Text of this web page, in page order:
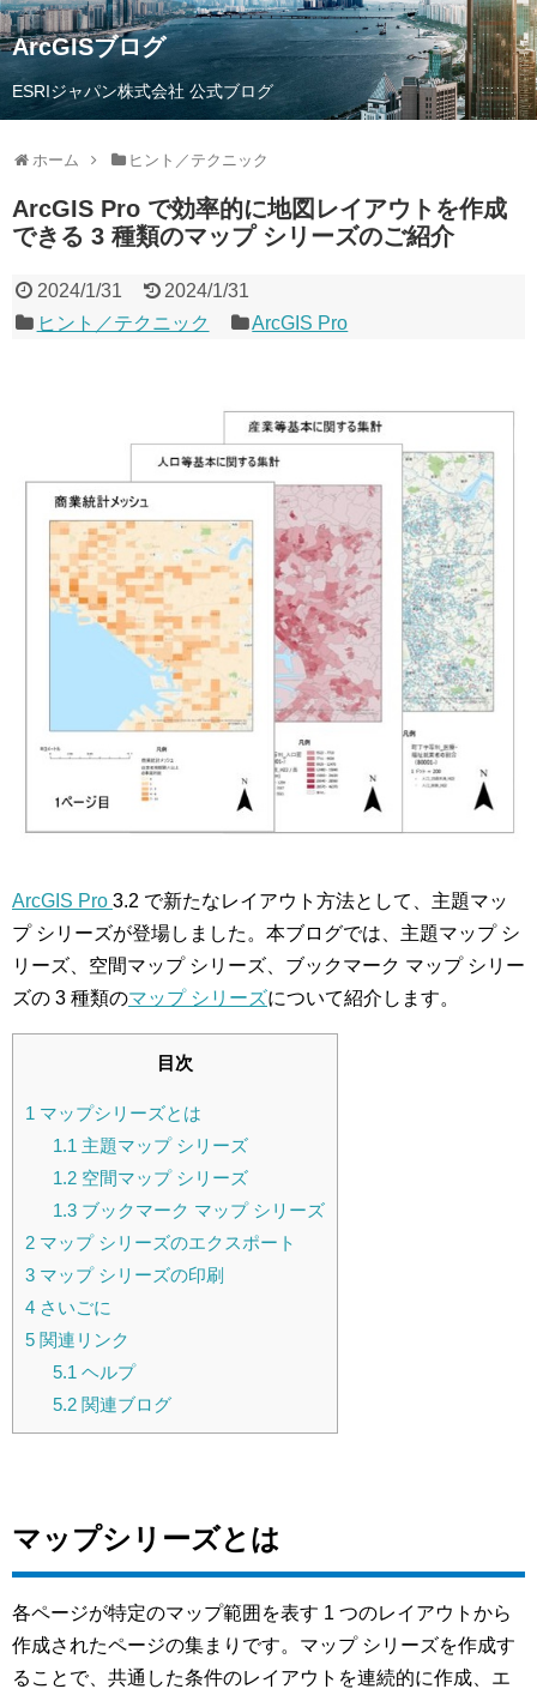
ArcGISブログ
ESRIジャパン株式会社 公式ブログ
ホーム ヒント／テクニック
ArcGIS Pro で効率的に地図レイアウトを作成
できる 3 種類のマップ シリーズのご紹介
2024/1/31
2024/1/31
ヒント／テクニック
ArcGIS Pro
ArcGIS Pro 3.2 で新たなレイアウト方法として、主題マッ
プ シリーズが登場しました。本ブログでは、主題マップ シ
リーズ、空間マップ シリーズ、ブックマーク マップ シリー
ズの 3 種類のマップ シリーズについて紹介します。
目次
1 マップシリーズとは
1.1 主題マップ シリーズ
1.2空間マップ シリーズ
1.3ブックマーク マップ シリーズ
2 マップ シリーズのエクスポート
3 マップ シリーズの印刷
4 さいごに
5 関連リンク
5.1 ヘルプ
5.2関連ブログ
マップシリーズとは
各ページが特定のマップ範囲を表す 1 つのレイアウトから
作成されたページの集まりです。マップ シリーズを作成す
ることで、共通した条件のレイアウトを連続的に作成、エ